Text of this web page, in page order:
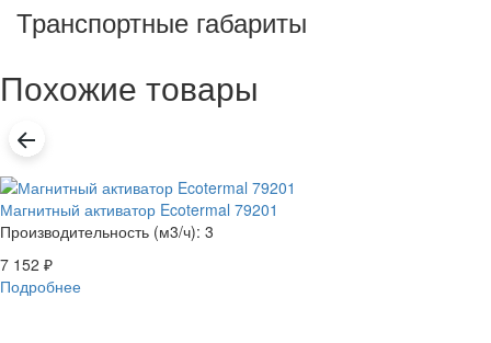
Транспортные габариты
Похожие товары
Магнитный активатор Ecotermal 79201
Производительность (м3/ч): 3
7 152 ₽
Подробнее